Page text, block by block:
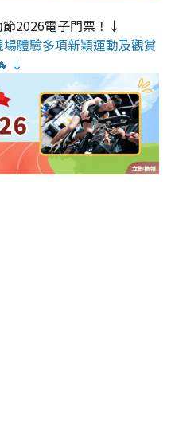
2026電子門票！↓
體驗多項新穎運動及觀賞
↓